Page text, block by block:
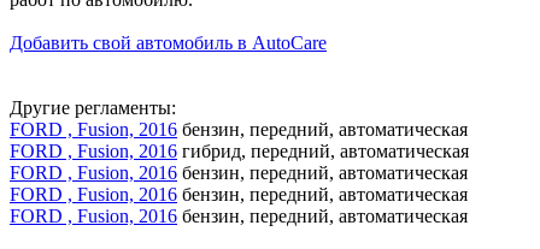
Добавить свой автомобиль в AutoCare
Другие регламенты:
FORD , Fusion, 2016 бензин, передний, автоматическая
FORD , Fusion, 2016 гибрид, передний, автоматическая
FORD , Fusion, 2016 бензин, передний, автоматическая
FORD , Fusion, 2016 бензин, передний, автоматическая
FORD , Fusion, 2016 бензин, передний, автоматическая